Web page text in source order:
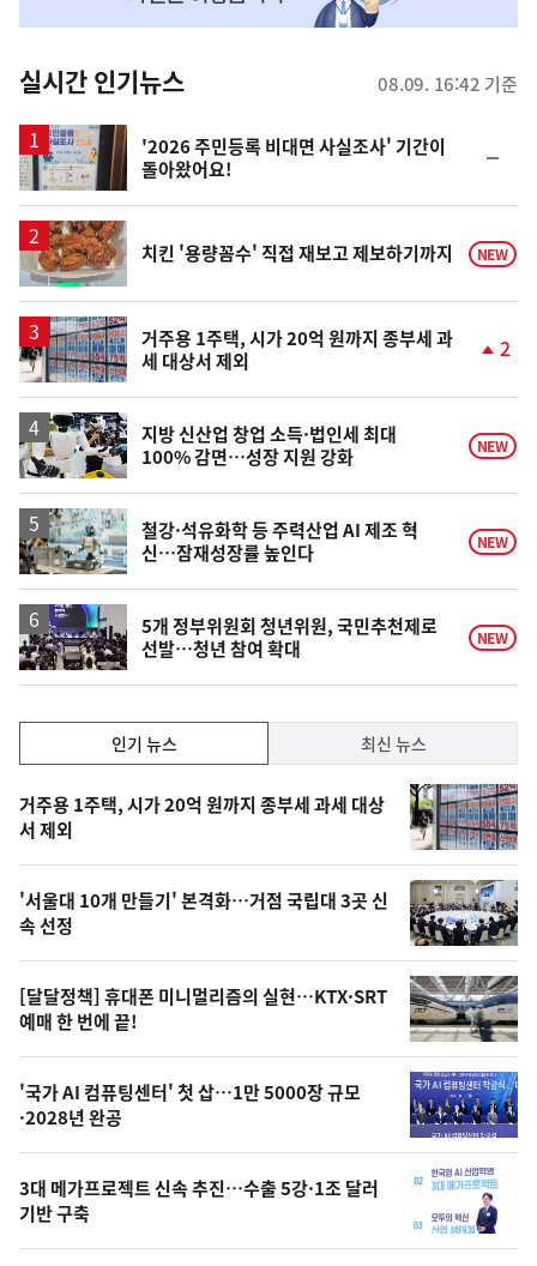
뉴
스
실시간 인기뉴스 08.09. 16:42 기준
'2026 주민등록 비대면 사실조사' 기간이
돌아왔어요!
일
치킨 '용량꼼수' 직접 재보고 제보하기까지 NEW
거주용 1주택, 시가 20억 원까지 종부세 과
세 대상서 제외
승
2
지방 신산업 창업 소득·법인세 최대
100% 감면…성장 지원 강화
NEW
철강·석유화학 등 주력산업 AI 제조 혁
신…잠재성장률 높인다
NEW
5개 정부위원회 청년위원, 국민추천제로
선발…청년 참여 확대
NEW
기,
최
신,
오
늘
의
영
상
오
늘
사
진
인기 뉴스 최신 뉴스
기
뉴
스
거주용 1주택, 시가 20억 원까지 종부세 과세 대상
서 제외
'서울대 10개 만들기' 본격화…거점 국립대 3곳 신
속 선정
[달달정책] 휴대폰 미니멀리즘의 실현…KTX·SRT
예매 한 번에 끝!
'국가 AI 컴퓨팅센터' 첫 삽…1만 5000장 규모
·2028년 완공
3대 메가프로젝트 신속 추진…수출 5강·1조 달러
기반 구축